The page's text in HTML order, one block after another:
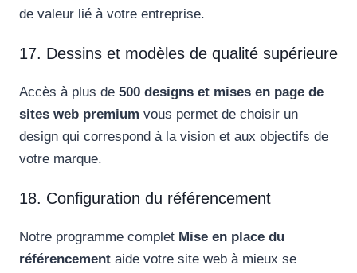
de valeur lié à votre entreprise.
17. Dessins et modèles de qualité supérieure
Accès à plus de 500 designs et mises en page de
sites web premium vous permet de choisir un
design qui correspond à la vision et aux objectifs de
votre marque.
18. Configuration du référencement
Notre programme complet Mise en place du
référencement aide votre site web à mieux se